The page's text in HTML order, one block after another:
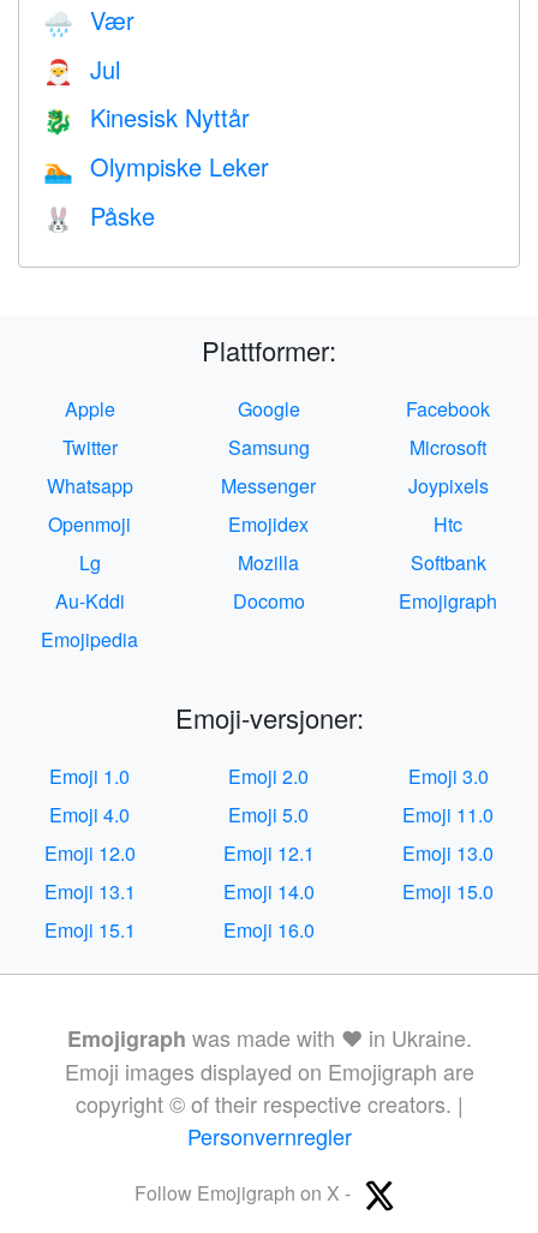
🌧 Vær
🎅 Jul
🐉 Kinesisk Nyttår
🏊 Olympiske Leker
🐰 Påske
Plattformer:
Apple Google
Facebook
Twitter
Samsung
Microsoft
Whatsapp
Messenger
Joypixels
Openmoji
Emojidex
Htc
Lg
Mozilla
Softbank
Au-Kddi
Docomo
Emojigraph
Emojipedia
Emoji-versjoner:
Emoji 1.0 Emoji 2.0
Emoji 3.0
Emoji 4.0
Emoji 5.0
Emoji 11.0
Emoji 12.0
Emoji 12.1
Emoji 13.0
Emoji 13.1
Emoji 14.0
Emoji 15.0
Emoji 15.1
Emoji 16.0
Emojigraph was made with ❤️ in Ukraine.
Emoji images displayed on Emojigraph are
copyright © of their respective creators. |
Personvernregler
Follow Emojigraph on X -